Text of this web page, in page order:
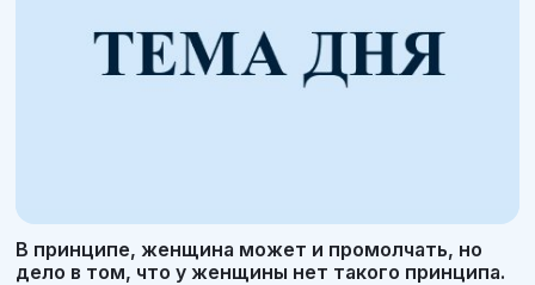
В принципе, женщина может и промолчать, но
дело в том, что у женщины нет такого принципа.